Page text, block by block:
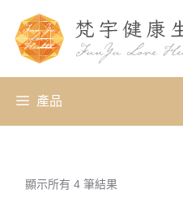
產品
顯示所有 4 筆結果